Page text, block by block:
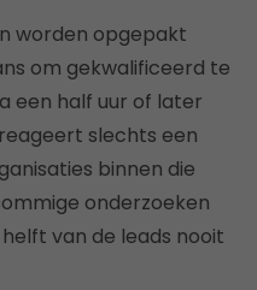
worden opgepakt
om gekwalificeerd te
een half uur of later
slechts een
binnen die
onderzoeken
van de leads nooit